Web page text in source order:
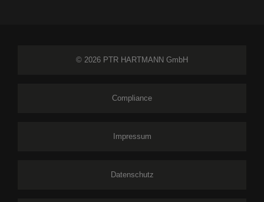
© 2026 PTR HARTMANN GmbH
Compliance
Impressum
Datenschutz